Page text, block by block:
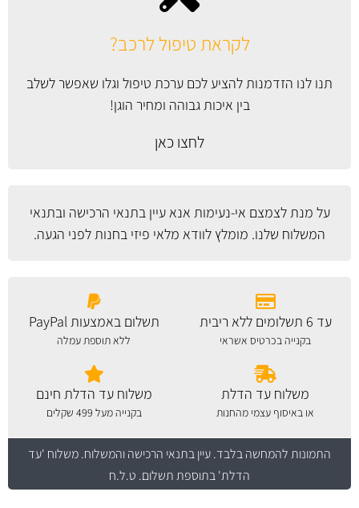
לקראת טיפול לרכב?
תנו לנו הזדמנות להציע לכם ערכת טיפול וגלו שאפשר לשלב
בין איכות גבוהה ומחיר הוגן!
לחצו כאן
על מנת לצמצם אי-נעימות אנא עייןבתנאי הרכישה ובתנאי
המשלוח שלנו. מומלץ לוודא מלאי פיזי בחנות לפני הגעה.
עד 6 תשלומים ללא ריבית
בקנייה בכרטיס אשראי
תשלום באמצעות PayPal
ללא תוספת עמלה
משלוח עד הדלת
או באיסוף עצמי מהחנות
משלוח עד הדלת חינם
בקנייה מעל 499 שקלים
התמונות להמחשה בלבד.עיין בתנאי הרכישה והמשלוח. משלוח 'עד
הדלת' בתוספת תשלום. ט.ל.ח